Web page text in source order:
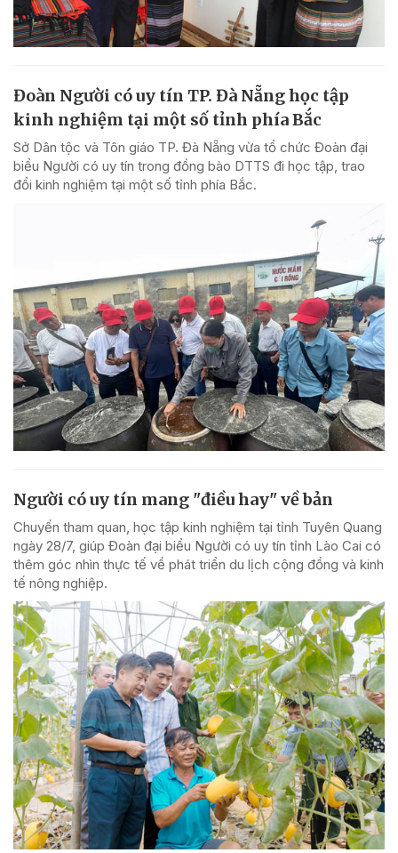
Đoàn Người có uy tín TP. Đà Nẵng học tập
kinh nghiệm tại một số tỉnh phía Bắc
Sở Dân tộc và Tôn giáo TP. Đà Nẵng vừa tổ chức Đoàn đại
biểu Người có uy tín trong đồng bào DTTS đi học tập, trao
đổi kinh nghiệm tại một số tỉnh phía Bắc.
Người có uy tín mang "điều hay" về bản
Chuyến tham quan, học tập kinh nghiệm tại tỉnh Tuyên Quang
ngày 28/7, giúp Đoàn đại biểu Người có uy tín tỉnh Lào Cai có
thêm góc nhìn thực tế về phát triển du lịch cộng đồng và kinh
tế nông nghiệp.